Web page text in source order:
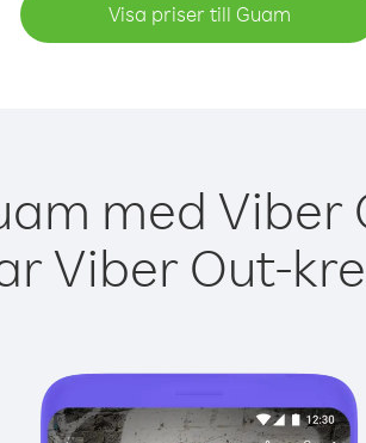
Visa priser till Guam
med Viber
Viber Out-